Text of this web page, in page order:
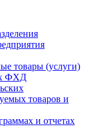
товары (услуги)
ФХД
товаров и
и отчетах